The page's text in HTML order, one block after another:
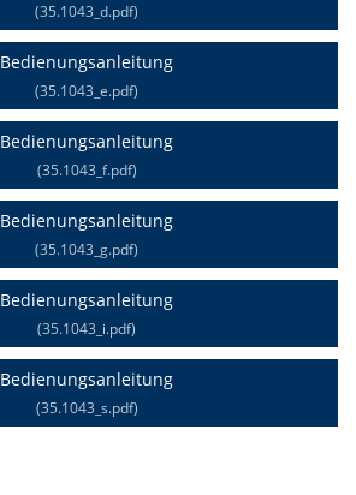
(35.1043_d.pdf)
Bedienungsanleitung
(35.1043_e.pdf)
Bedienungsanleitung
(35.1043_f.pdf)
Bedienungsanleitung
(35.1043_g.pdf)
Bedienungsanleitung
(35.1043_i.pdf)
Bedienungsanleitung
(35.1043_s.pdf)